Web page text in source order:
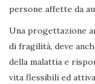
persone affette da
Una progettazione
di fragilità, deve
della malattia e
vita flessibili ed